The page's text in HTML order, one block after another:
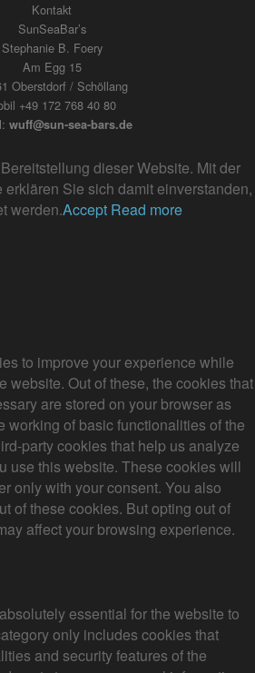
Kontakt
SunSeaBar’s
Stephanie B. Foery
Am Egg 15
Oberstdorf / Schöllang
+49 172 768 40 80
wuff@sun-sea-bars.de
dieser Website. Mit der
Sie sich damit einverstanden,
werden.Accept Read more
to improve your experience while
website. Out of these, the cookies that
are stored on your browser as
working of basic functionalities of the
party cookies that help us analyze
use this website. These cookies will
only with your consent. You also
of these cookies. But opting out of
affect your browsing experience.
essential for the website to
only includes cookies that
and security features of the